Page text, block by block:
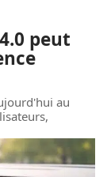
peut
au